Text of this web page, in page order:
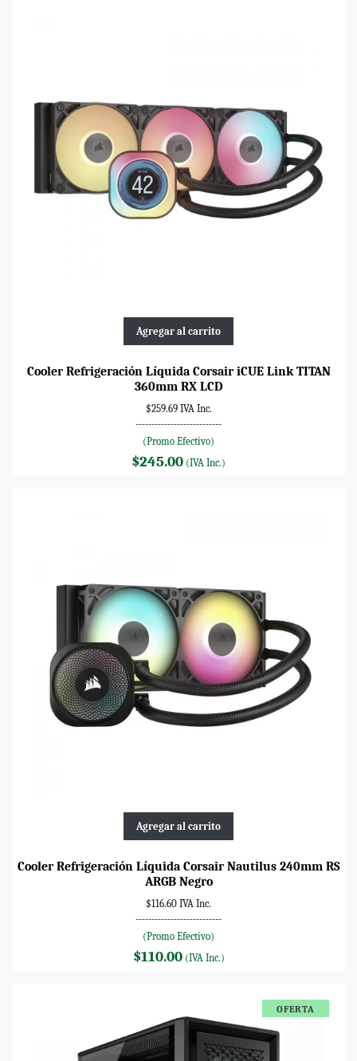
Agregar al carrito
Cooler Refrigeración Líquida Corsair iCUE Link TITAN
360mm RX LCD
$259.69 IVA Inc.
---------------------------
(Promo Efectivo)
$245.00 (IVA Inc.)
Agregar al carrito
Cooler Refrigeración Líquida Corsair Nautilus 240mm RS
ARGB Negro
$116.60 IVA Inc.
---------------------------
(Promo Efectivo)
$110.00(IVA Inc.)
OFERTA